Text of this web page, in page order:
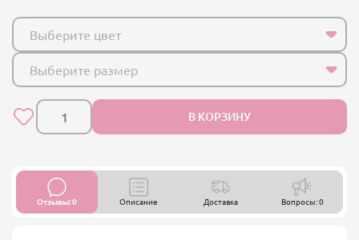
Выберите цвет
Выберите размер
В КОРЗИНУ
Отзывы: 0 Описание Доставка Вопросы: 0